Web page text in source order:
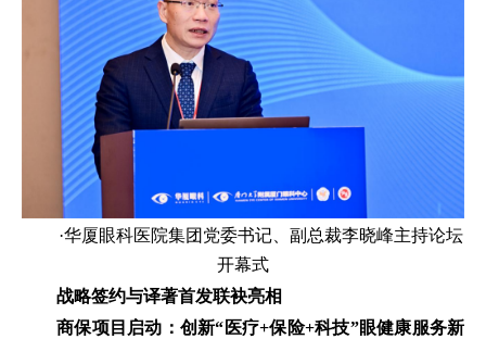
·华厦眼科医院集团党委书记、副总裁李晓峰主持论坛
开幕式
战略签约与译著首发联袂亮相
商保项目启动：创新“医疗+保险+科技”眼健康服务新